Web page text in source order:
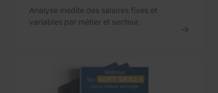
Analyse inédite des salaires fixes et
variables par métier et secteur.